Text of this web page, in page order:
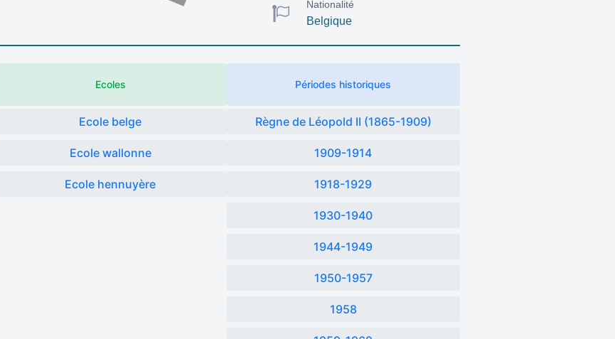
Belgique
Nationalité
Ecoles
Ecole belge
Ecole wallonne
Ecole hennuyère
Périodes historiques
Règne de Léopold II (1865-1909)
1909-1914
1918-1929
1930-1940
1944-1949
1950-1957
1958